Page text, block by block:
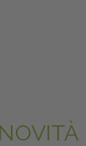
NOVITÀ